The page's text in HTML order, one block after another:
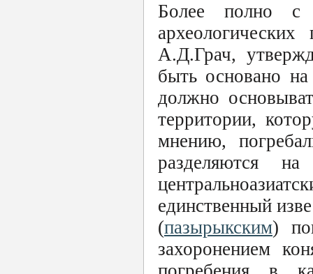
Более полно с
А.Д.Грач,
быть основано
должно
территории,
мнению,
разделяются
единственный
(пазырыкским)
захоронением